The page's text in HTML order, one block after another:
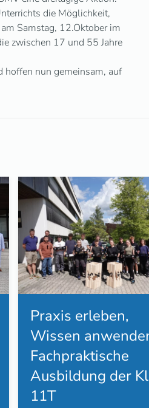
die Möglichkeit,
Samstag, 12.Oktober im
zwischen 17 und 55 Jahre
hoffen nun gemeinsam, auf
Praxis erleben,
Wissen
Fachpraktische
Ausbildung der
11T